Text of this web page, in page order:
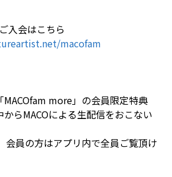
入会はこちら
macofam
more」の会員限定特典
らMACOによる生配信をおこない
会員の方はアプリ内で全員ご覧頂け